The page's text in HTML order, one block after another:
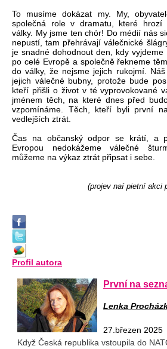
To musíme dokázat my. My,
společná role v dramatu, které hrozí
války. My jsme ten chór! Do médií nás
nepustí, tam přehrávají válečnické
je snadné dohodnout den, kdy
po celé Evropě a společně řekneme
do války, že nejsme jejich rukojmí.
jejich válečné bubny, protože bude
kteří přišli o život v té vyprovokované
jménem těch, na které dnes před
vzpomínáme. Těch, kteří byli první
vedlejších ztrát.
Čas na občanský odpor se krátí, a
Evropou nedokážeme válečné
můžeme na výkaz ztrát připsat i sebe.
(projev naí pietní akci
Profil autora
První na
Lenka
27.březen 2025
Když Česká republika vstoupila do